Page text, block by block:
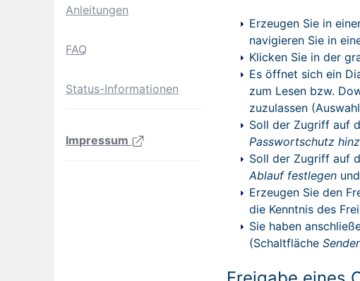
Anleitungen
FAQ
Status-Informationen
Impressum
Erzeugen Sie in
navigieren Sie in
Klicken Sie in der
Es öffnet sich ein
zum Lesen bzw.
zuzulassen
Soll der Zugriff auf
Passwortschutz
Soll der Zugriff auf
Ablauf festlegen
Erzeugen Sie den
die Kenntnis des
Sie haben
(Schaltfläche